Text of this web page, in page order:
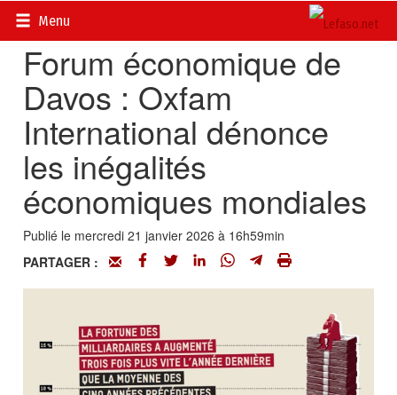
Menu
Accueil>
Forum économique de
Davos : Oxfam
International dénonce
les inégalités
économiques mondiales
Publié le mercredi 21 janvier 2026 à 16h59min
PARTAGER :